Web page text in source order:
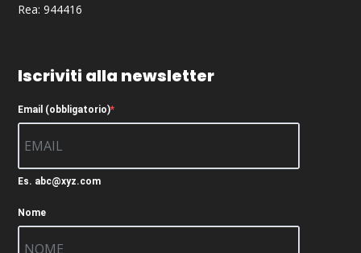
Rea: 944416
Iscriviti alla newsletter
Email (obbligatorio)
Es. abc@xyz.com
Nome